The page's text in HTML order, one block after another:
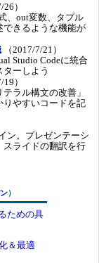
）
、out変数、タプル
できるような機能が
（2017/7/21）
Studio Codeに統合
ーしよう
）
ラル構文の改善」
りやすいコードを記
ン。プレゼンテーシ
スライドの翻訳を行
）
ための具
＆最適